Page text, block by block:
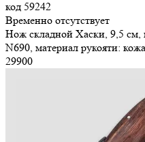
код 59242
Временно отсутствует
Нож складной Хаски, 9,5 см,
N690, материал рукояти:
29900